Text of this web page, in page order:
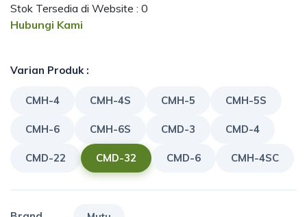
Stok Tersedia di Website : 0
Hubungi Kami
Varian Produk :
CMH-4 CMH-4S CMH-5 CMH-5S
CMH-6 CMH-6S CMD-3 CMD-4
CMD-22 CMD-32 CMD-6 CMH-4SC